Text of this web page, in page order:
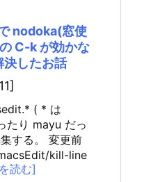
nodoka(窓使
C-k が効かな
決したお話
( * は
たり mayu だっ
する。 変更前
kill-line
読む]